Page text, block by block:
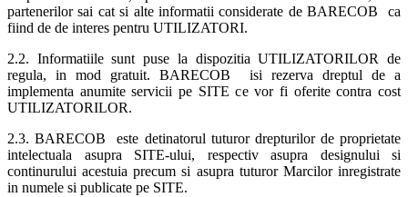
partenerilor sai cat si alte informatii considerate de BARECOB ca
fiind de de interes pentru UTILIZATORI.
2.2. Informatiile sunt puse la dispozitia UTILIZATORILOR de
regula, in mod gratuit. BARECOB isi rezerva dreptul de a
implementa anumite servicii pe SITE ce vor fi oferite contra cost
UTILIZATORILOR.
2.3. BARECOB este detinatorul tuturor drepturilor de proprietate
intelectuala asupra SITE-ului, respectiv asupra designului si
continurului acestuia precum si asupra tuturor Marcilor inregistrate
in numele si publicate pe SITE.